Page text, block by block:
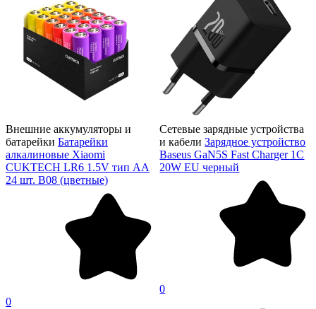
Внешние аккумуляторы и
батарейки Батарейки
алкалиновые Xiaomi
CUKTECH LR6 1.5V тип AA
24 шт. B08 (цветные)
0
Сетевые зарядные устройства
и кабели Зарядное устройство
Baseus GaN5S Fast Charger 1C
20W EU черный
0